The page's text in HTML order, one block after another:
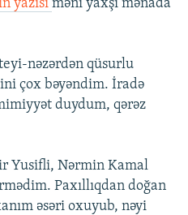
yazısı məni yaxşı mənada
nəzərdən qüsurlu
çox bəyəndim. İradə
duydum, qərəz
Yusifli, Nərmin Kamal
Paxıllıqdan doğan
əsəri oxuyub, nəyi